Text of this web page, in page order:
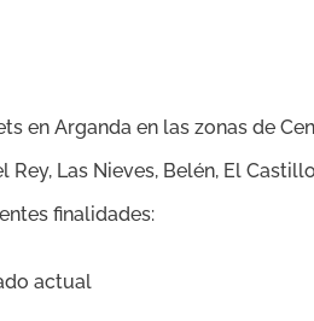
en Arganda en las zonas de
Rey, Las Nieves, Belén, El
finalidades:
actual